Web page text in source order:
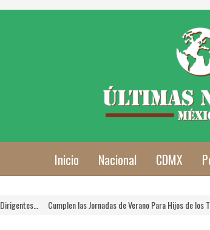
Inicio Nacional CDMX
Cumplen las Jornadas de Verano Para Hijos de los Trabajadores…